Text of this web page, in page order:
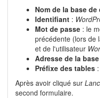
Nom de la base
Identifiant :
Mot de passe : le
précédente (lors de
et de l'utilisateur
Adresse de la
Préfixe des tables :
Après avoir cliqué sur
second formulaire.